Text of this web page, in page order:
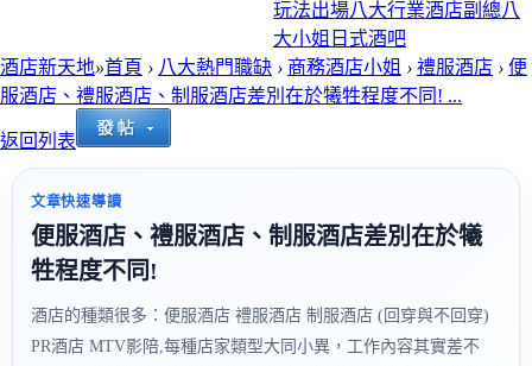
玩法出場八大行業酒店副總八
大小姐 日式酒吧
酒店新天地»首頁 › 八大熱門職缺 › 商務酒店小姐 › 禮服酒店 › 便
服酒店、禮服酒店、制服酒店差別在於犧牲程度不同! ...
返回列表
文章快速導讀
便服酒店、禮服酒店、制服酒店差別在於犧
牲程度不同!
酒店的種類很多：便服酒店 禮服酒店 制服酒店 (回穿與不回穿)
PR酒店 MTV影陪,每種店家類型大同小異，工作內容其實差不